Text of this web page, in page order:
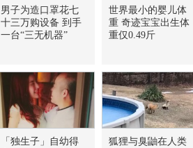
男子为造口罩花七
十三万购设备 到手
一台“三无机器”
世界最小的婴儿体
重 奇迹宝宝出生体
重仅0.49斤
「独生子」自幼得
狐狸与臭鼬在人类